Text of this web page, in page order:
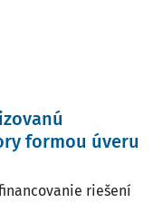
formou úveru
riešení